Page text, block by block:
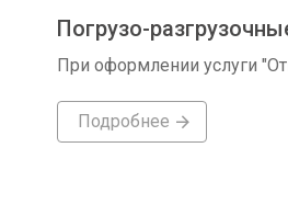
Погрузо-
При оформлении услуги
Подробнее